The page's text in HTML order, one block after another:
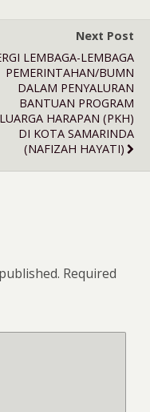
Next Post
LEMBAGA-LEMBAGA
PEMERINTAHAN/BUMN
DALAM PENYALURAN
BANTUAN PROGRAM
HARAPAN (PKH)
DI KOTA SAMARINDA
(NAFIZAH HAYATI)
Required